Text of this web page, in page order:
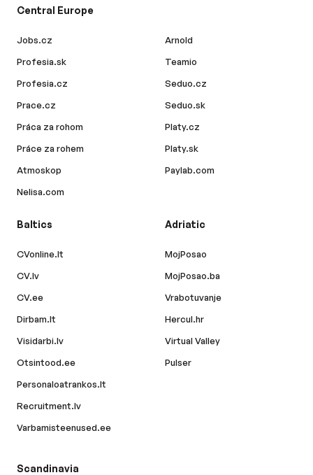
Central Europe
Jobs.cz
Profesia.sk
Profesia.cz
Prace.cz
Práca za rohom
Práce za rohem
Atmoskop
Nelisa.com
Arnold
Teamio
Seduo.cz
Seduo.sk
Platy.cz
Platy.sk
Paylab.com
Baltics
CVonline.lt
CV.lv
CV.ee
Dirbam.lt
Visidarbi.lv
Otsintood.ee
Personaloatrankos.lt
Recruitment.lv
Varbamisteenused.ee
Adriatic
MojPosao
MojPosao.ba
Vrabotuvanje
Hercul.hr
Virtual Valley
Pulser
Scandinavia